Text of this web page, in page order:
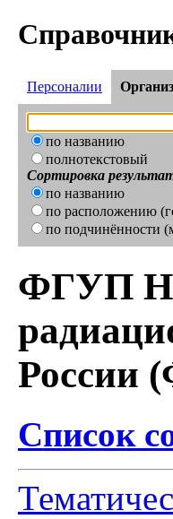
Персоналии
по названию
полнотекстовый
Сортировка
по названию
по расположению
по подчинённости
ФГУП
Список